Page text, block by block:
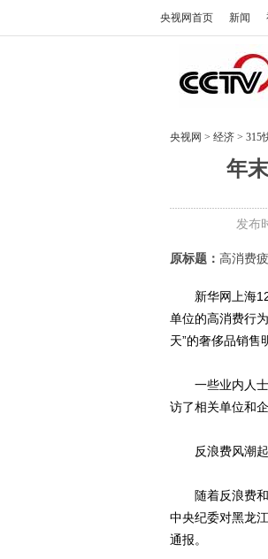
央视网首页 新闻
央视网 > 经济 > 315
年
发布
原标题： 高消费
新华网上海12
单位的高消费行
天”的奢侈品销售
一些业内人士
访了相关单位和企
反浪费风潮起
随着反浪费和
中央纪委对黑龙
通报。